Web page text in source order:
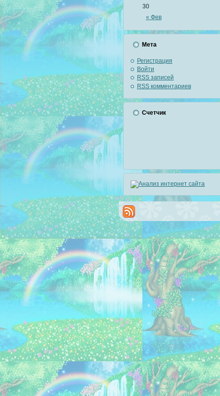
« Фев
30
Мета
Регистрация
Войти
RSS записей
RSS комментариев
Счетчик